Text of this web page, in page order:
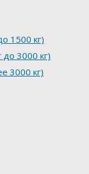
1500 кг)
3000 кг)
3000 кг)